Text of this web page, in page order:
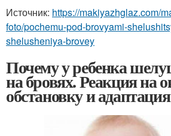
Источник: https://makiyazhglaz.com/
foto/pochemu-pod-brovyami-
shelusheniya-brovey
Почему у ребенка
на бровях. Реакция
обстановку и адаптация